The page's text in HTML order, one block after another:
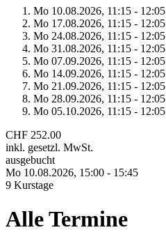
Mo 10.08.2026, 11:15 - 12:05
Mo 17.08.2026, 11:15 - 12:05
Mo 24.08.2026, 11:15 - 12:05
Mo 31.08.2026, 11:15 - 12:05
Mo 07.09.2026, 11:15 - 12:05
Mo 14.09.2026, 11:15 - 12:05
Mo 21.09.2026, 11:15 - 12:05
Mo 28.09.2026, 11:15 - 12:05
Mo 05.10.2026, 11:15 - 12:05
CHF 252.00
inkl. gesetzl. MwSt.
ausgebucht
Mo 10.08.2026, 15:00 - 15:45
9 Kurstage
Alle Termine